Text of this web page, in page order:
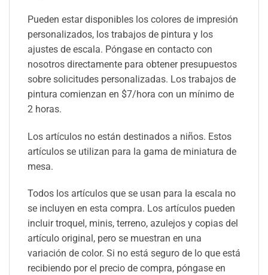
Pueden estar disponibles los colores de impresión
personalizados, los trabajos de pintura y los
ajustes de escala. Póngase en contacto con
nosotros directamente para obtener presupuestos
sobre solicitudes personalizadas. Los trabajos de
pintura comienzan en $7/hora con un mínimo de
2 horas.
Los artículos no están destinados a niños. Estos
artículos se utilizan para la gama de miniatura de
mesa.
Todos los artículos que se usan para la escala no
se incluyen en esta compra. Los artículos pueden
incluir troquel, minis, terreno, azulejos y copias del
artículo original, pero se muestran en una
variación de color. Si no está seguro de lo que está
recibiendo por el precio de compra, póngase en